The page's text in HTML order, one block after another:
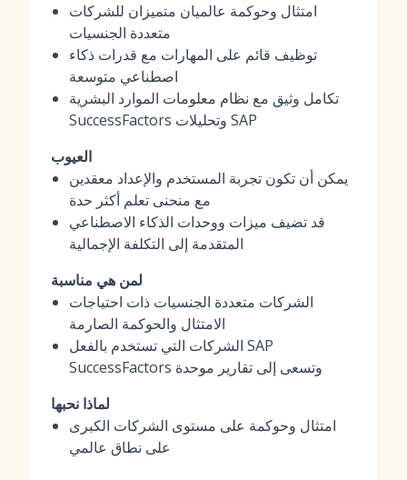
امتثال وحوكمة عالميان متميزان للشركات
متعددة الجنسيات
توظيف قائم على المهارات مع قدرات ذكاء
اصطناعي متوسعة
تكامل وثيق مع نظام معلومات الموارد البشرية
SuccessFactors وتحليلات SAP
العيوب
يمكن أن تكون تجربة المستخدم والإعداد معقدين
مع منحنى تعلم أكثر حدة
قد تضيف ميزات ووحدات الذكاء الاصطناعي
المتقدمة إلى التكلفة الإجمالية
لمن هي مناسبة
الشركات متعددة الجنسيات ذات احتياجات
الامتثال والحوكمة الصارمة
الشركات التي تستخدم بالفعل SAP
SuccessFactors وتسعى إلى تقارير موحدة
لماذا نحبها
امتثال وحوكمة على مستوى الشركات الكبرى
على نطاق عالمي